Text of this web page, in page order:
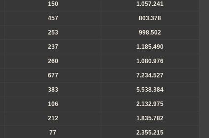
150 1.057.241
457 803.378
253 998.502
237 1.185.490
260 1.080.976
677 7.234.527
383 5.538.384
106 2.132.975
212 1.835.782
77 2.355.215